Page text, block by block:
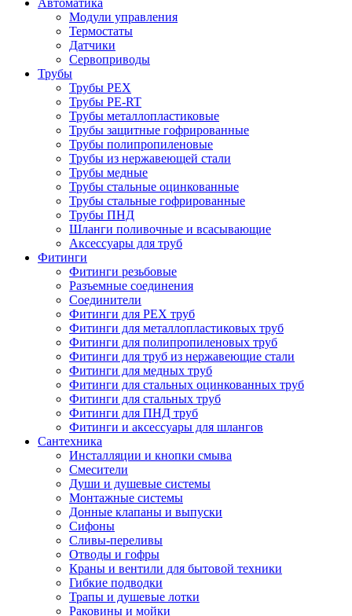
Модули управления
Термостаты
Датчики
Сервоприводы
Трубы
Трубы PEX
Трубы PE-RT
Трубы металлопластиковые
Трубы защитные гофрированные
Трубы полипропиленовые
Трубы из нержавеющей стали
Трубы медные
Трубы стальные оцинкованные
Трубы стальные гофрированные
Трубы ПНД
Шланги поливочные и всасывающие
Аксессуары для труб
Фитинги
Фитинги резьбовые
Разъемные соединения
Соединители
Фитинги для PEX труб
Фитинги для металлопластиковых труб
Фитинги для полипропиленовых труб
Фитинги для труб из нержавеющие стали
Фитинги для медных труб
Фитинги для стальных оцинкованных труб
Фитинги для стальных труб
Фитинги для ПНД труб
Фитинги и аксессуары для шлангов
Сантехника
Инсталляции и кнопки смыва
Смесители
Души и душевые системы
Монтажные системы
Донные клапаны и выпуски
Сифоны
Сливы-переливы
Отводы и гофры
Краны и вентили для бытовой техники
Гибкие подводки
Трапы и душевые лотки
Раковины и мойки